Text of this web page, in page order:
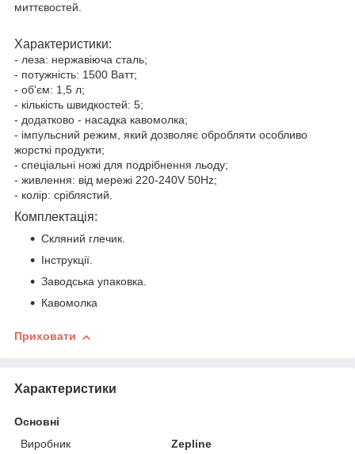
миттєвостей.
Характеристики:
- леза: нержавіюча сталь;
- потужність: 1500 Ватт;
- об'єм: 1,5 л;
- кількість швидкостей: 5;
- додатково - насадка кавомолка;
- імпульсний режим, який дозволяє обробляти особливо
жорсткі продукти;
- спеціальні ножі для подрібнення льоду;
- живлення: від мережі 220-240V 50Hz;
- колір: сріблястий.
Комплектація:
Скляний глечик.
Інструкції.
Заводська упаковка.
Кавомолка
Приховати
Характеристики
Основні
Виробник
Zepline